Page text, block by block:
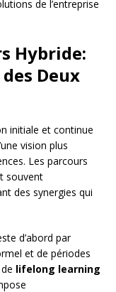
de l’entreprise
Hybride:
Deux
initiale et continue
vision plus
Les parcours
souvent
des synergies qui
d’abord par
et de périodes
lifelong learning